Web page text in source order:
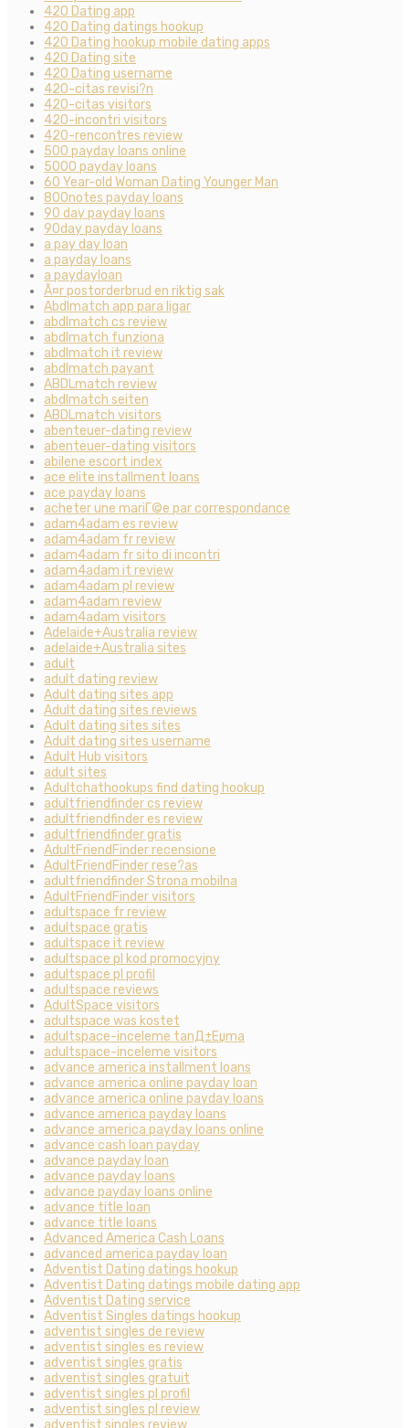
420 Dating app
420 Dating datings hookup
420 Dating hookup mobile dating apps
420 Dating site
420 Dating username
420-citas revisi?n
420-citas visitors
420-incontri visitors
420-rencontres review
500 payday loans online
5000 payday loans
60 Year-old Woman Dating Younger Man
800notes payday loans
90 day payday loans
90day payday loans
a pay day loan
a payday loans
a paydayloan
Ã¤r postorderbrud en riktig sak
Abdlmatch app para ligar
abdlmatch cs review
abdlmatch funziona
abdlmatch it review
abdlmatch payant
ABDLmatch review
abdlmatch seiten
ABDLmatch visitors
abenteuer-dating review
abenteuer-dating visitors
abilene escort index
ace elite installment loans
ace payday loans
acheter une mariГ©e par correspondance
adam4adam es review
adam4adam fr review
adam4adam fr sito di incontri
adam4adam it review
adam4adam pl review
adam4adam review
adam4adam visitors
Adelaide+Australia review
adelaide+Australia sites
adult
adult dating review
Adult dating sites app
Adult dating sites reviews
Adult dating sites sites
Adult dating sites username
Adult Hub visitors
adult sites
Adultchathookups find dating hookup
adultfriendfinder cs review
adultfriendfinder es review
adultfriendfinder gratis
AdultFriendFinder recensione
AdultFriendFinder rese?as
adultfriendfinder Strona mobilna
AdultFriendFinder visitors
adultspace fr review
adultspace gratis
adultspace it review
adultspace pl kod promocyjny
adultspace pl profil
adultspace reviews
AdultSpace visitors
adultspace was kostet
adultspace-inceleme tanД±Еџma
adultspace-inceleme visitors
advance america installment loans
advance america online payday loan
advance america online payday loans
advance america payday loans
advance america payday loans online
advance cash loan payday
advance payday loan
advance payday loans
advance payday loans online
advance title loan
advance title loans
Advanced America Cash Loans
advanced america payday loan
Adventist Dating datings hookup
Adventist Dating datings mobile dating app
Adventist Dating service
Adventist Singles datings hookup
adventist singles de review
adventist singles es review
adventist singles gratis
adventist singles gratuit
adventist singles pl profil
adventist singles pl review
adventist singles review